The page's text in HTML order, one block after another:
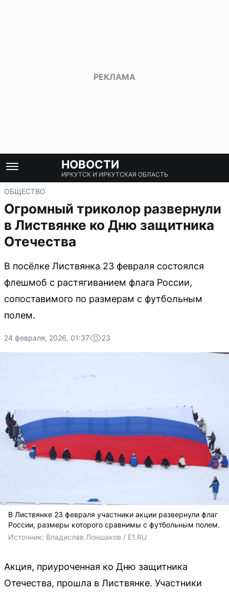
НОВОСТИ
ИРКУТСК И ИРКУТСКАЯ ОБЛАСТЬ
ОБЩЕСТВО
Огромный триколор развернули
в Листвянке ко Дню защитника
Отечества
В посёлке Листвянка 23 февраля состоялся
флешмоб с растягиванием флага России,
сопоставимого по размерам с футбольным
полем.
24 февраля, 2026, 01:37 23
В Листвянке 23 февраля участники акции развернули флаг
России, размеры которого сравнимы с футбольным полем.
Источник: Владислав Лоншаков / E1.RU
Акция, приуроченная ко Дню защитника
Отечества, прошла в Листвянке. Участники